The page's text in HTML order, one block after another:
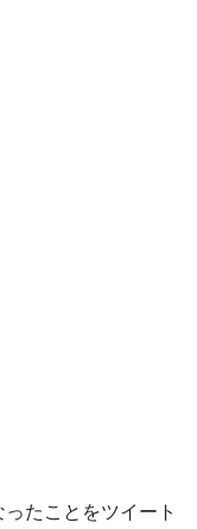
たことをツイート